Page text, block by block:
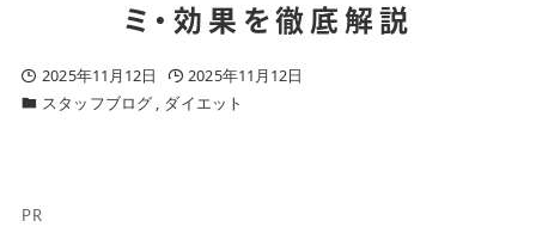
ミ・効果を徹底解説
2025年11月12日
2025年11月12日
スタッフブログ
ダイエット
PR